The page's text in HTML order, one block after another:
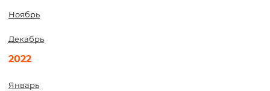
Ноябрь
Декабрь
2022
Январь